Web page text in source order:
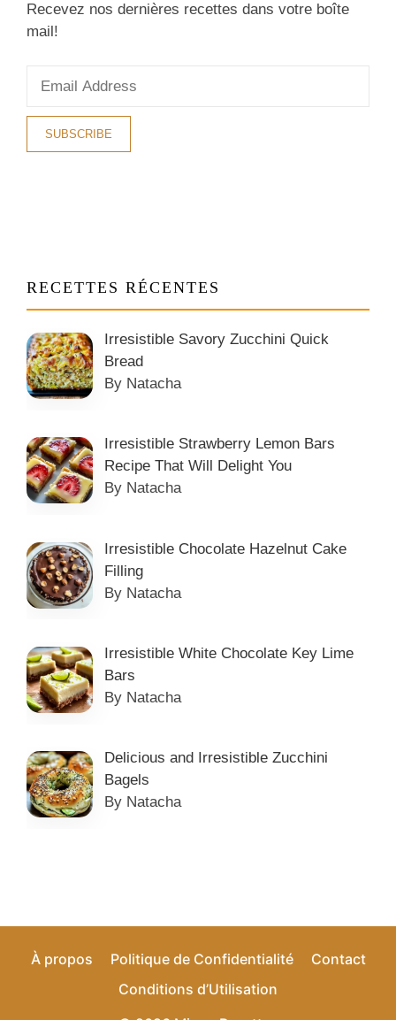
Recevez nos dernières recettes dans votre boîte
mail!
RECETTES RÉCENTES
Irresistible Savory Zucchini Quick
Bread
By Natacha
Irresistible Strawberry Lemon Bars
Recipe That Will Delight You
By Natacha
Irresistible Chocolate Hazelnut Cake
Filling
By Natacha
Irresistible White Chocolate Key Lime
Bars
By Natacha
Delicious and Irresistible Zucchini
Bagels
By Natacha
À propos Politique de Confidentialité
Contact
Conditions d’Utilisation